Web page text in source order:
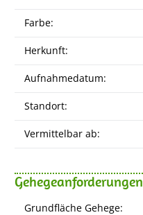
Farbe:
Herkunft:
Aufnahmedatum:
Standort:
Vermittelbar ab:
Gehegeanforderungen
Grundfläche Gehege: